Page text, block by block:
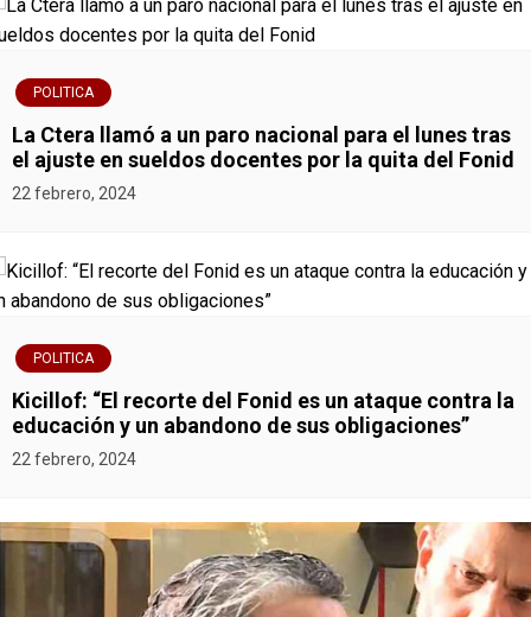
v
e
g
a
i
ó
n
d
e
POLITICA
La Ctera llamó a un paro nacional para el lunes tras
el ajuste en sueldos docentes por la quita del Fonid
22 febrero, 2024
POLITICA
Kicillof: “El recorte del Fonid es un ataque contra la
educación y un abandono de sus obligaciones”
22 febrero, 2024